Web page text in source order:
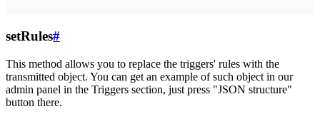
setRules#
This method allows you to replace the triggers' rules with the
transmitted object. You can get an example of such object in our
admin panel in the Triggers section, just press "JSON structure"
button there.